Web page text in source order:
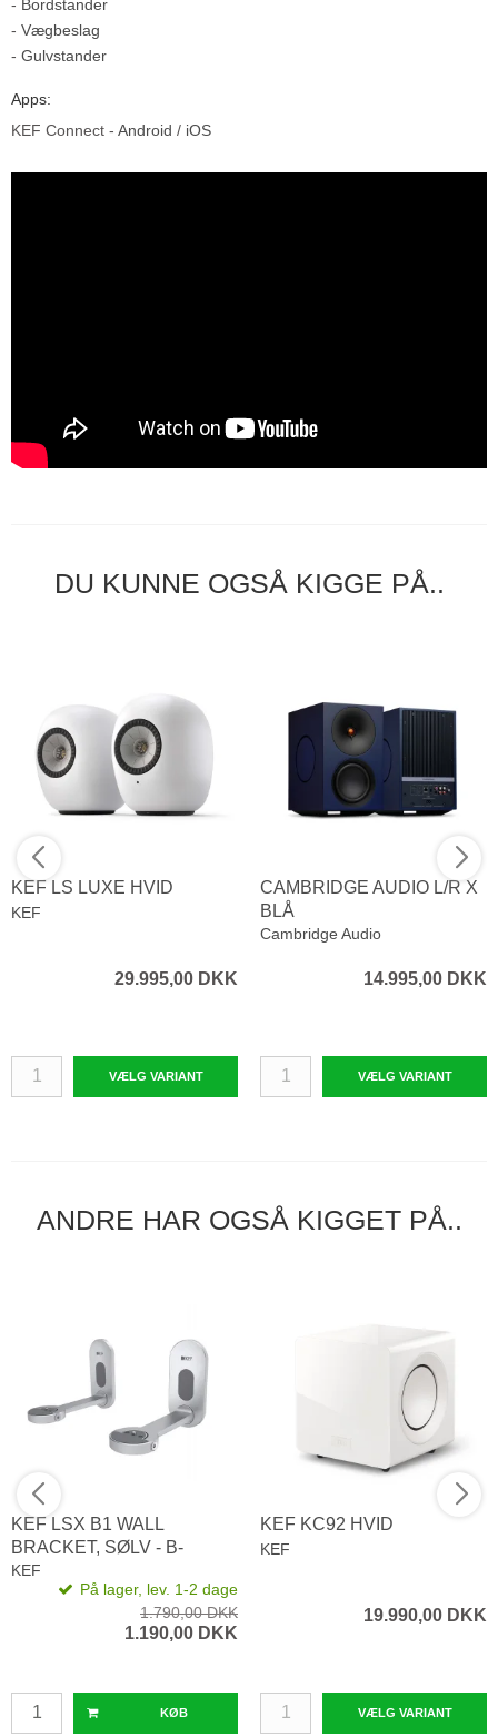
- Bordstander
- Vægbeslag
- Gulvstander
Apps:
KEF Connect - Android / iOS
DU KUNNE OGSÅ KIGGE PÅ..
KEF LS LUXE HVID
KEF
29.995,00 DKK
VÆLG VARIANT
CAMBRIDGE AUDIO L/R X
BLÅ
Cambridge Audio
14.995,00 DKK
VÆLG VARIANT
ANDRE HAR OGSÅ KIGGET PÅ..
KEF LSX B1 WALL
BRACKET, SØLV - B-
STOCK
KEF
På lager, lev. 1-2 dage
1.790,00 DKK
1.190,00 DKK
KØB
KEF KC92 HVID
KEF
19.990,00 DKK
VÆLG VARIANT